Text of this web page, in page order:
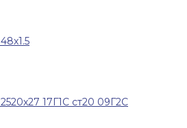
17Г1С ст20 09Г2С